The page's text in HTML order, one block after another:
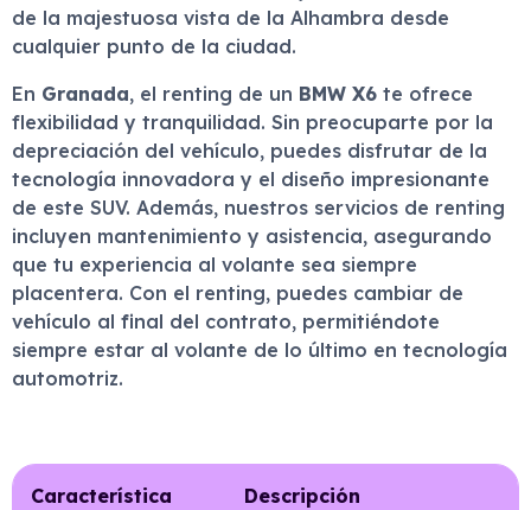
de la majestuosa vista de la Alhambra desde
cualquier punto de la ciudad.
En Granada, el renting de un BMW X6 te ofrece
flexibilidad y tranquilidad. Sin preocuparte por la
depreciación del vehículo, puedes disfrutar de la
tecnología innovadora y el diseño impresionante
de este SUV. Además, nuestros servicios de renting
incluyen mantenimiento y asistencia, asegurando
que tu experiencia al volante sea siempre
placentera. Con el renting, puedes cambiar de
vehículo al final del contrato, permitiéndote
siempre estar al volante de lo último en tecnología
automotriz.
Característica Descripción